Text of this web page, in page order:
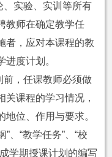
、实验、实训等所有
教师在确定教学任
者，应对本课程的教
进度计划。
前，任课教师必须做
课程的学习情况，
地位、作用与要求。
、“教学任务”、“校
学期授课计划的编写